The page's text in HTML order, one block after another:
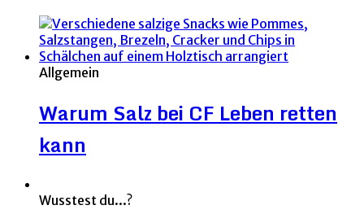
Allgemein
Warum Salz bei CF Leben retten
kann
Wusstest du...?